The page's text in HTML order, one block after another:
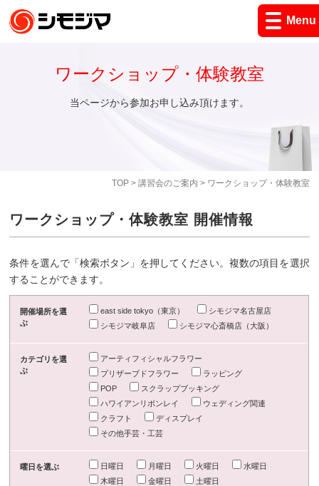
Menu
TOP> 講習会のご案内 > ワークショップ・体験教室
ワークショップ・体験教室
当ページから参加お申し込み頂けます。
ワークショップ・体験教室 開催情報
条件を選んで「検索ボタン」を押してください。複数の項目を選択
することができます。
開催場所を選
ぶ
east side tokyo（東京）
シモジマ名古屋店
シモジマ岐阜店
シモジマ心斎橋店（大阪）
カテゴリを選
ぶ
アーティフィシャルフラワー
プリザーブドフラワー
ラッピング
POP
スクラップブッキング
ハワイアンリボンレイ
ウェディング関連
クラフト
ディスプレイ
その他手芸・工芸
曜日を選ぶ 日曜日 月曜日 火曜日
水曜日
木曜日
金曜日 土曜日